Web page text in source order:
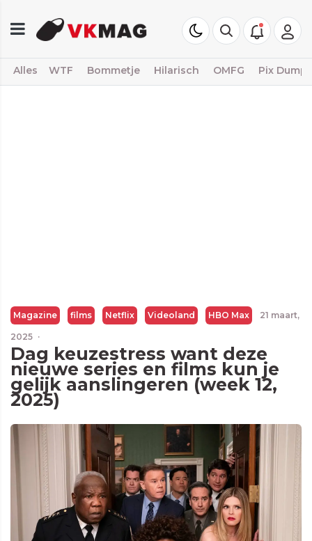
Alles WTF Bommetje Hilarisch OMFG Pix Dump
Magazine films Netflix Videoland HBO Max 21 maart,
2025 ·
Dag keuzestress want deze
nieuwe series en films kun je
gelijk aanslingeren (week 12,
2025)